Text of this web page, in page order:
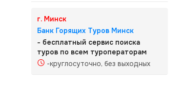
г. Минск
Банк Горящих Туров Минск
- бесплатный сервис поиска
туров по всем туроператорам
-круглосуточно, без выходных